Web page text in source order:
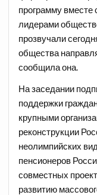
программу
лидерами
прозвучали
общества
сообщила она.
На заседании
поддержки
крупными
реконструкции
неолимпийских
пенсионеров
совместных
развитию